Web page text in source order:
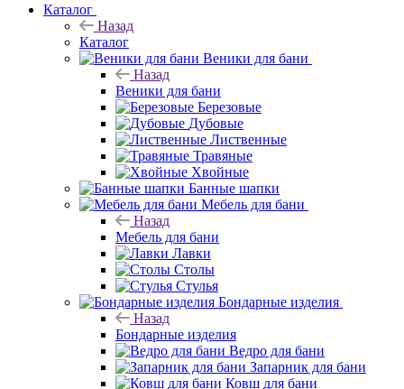
Каталог
Назад
Каталог
Веники для бани
Назад
Веники для бани
Березовые
Дубовые
Лиственные
Травяные
Хвойные
Банные шапки
Мебель для бани
Назад
Мебель для бани
Лавки
Столы
Стулья
Бондарные изделия
Назад
Бондарные изделия
Ведро для бани
Запарник для бани
Ковш для бани